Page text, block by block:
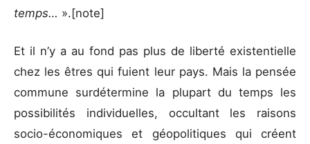
temps… ».[note]
Et il n’y a au fond pas plus de liberté existentielle
chez les êtres qui fuient leur pays. Mais la pensée
commune surdétermine la plupart du temps les
possibilités individuelles, occultant les raisons
socio-économiques et géopolitiques qui créent